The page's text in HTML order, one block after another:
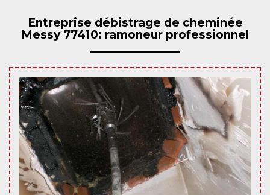
Entreprise débistrage de cheminée
Messy 77410: ramoneur professionnel